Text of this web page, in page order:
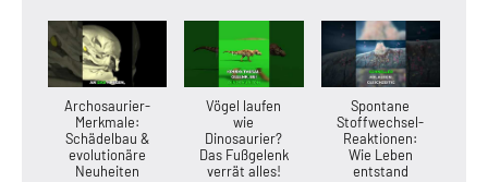
Archosaurier-
Merkmale:
Schädelbau &
evolutionäre
Neuheiten
Vögel laufen
wie
Dinosaurier?
Das Fußgelenk
verrät alles!
Spontane
Stoffwechsel-
Reaktionen:
Wie Leben
entstand